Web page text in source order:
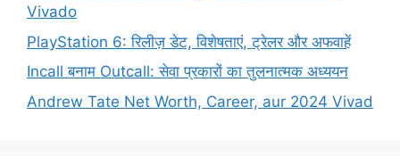
Vivado
PlayStation 6: रिलीज़ डेट, विशेषताएं, ट्रेलर और अफवाहें
Incall बनाम Outcall: सेवा प्रकारों का तुलनात्मक अध्ययन
Andrew Tate Net Worth, Career, aur 2024 Vivad